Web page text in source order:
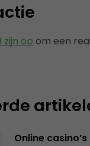
zijn op om een
Online